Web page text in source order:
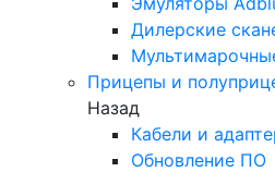
Дилерские
Прицепы и
Назад
Кабели и
Обновление ПО